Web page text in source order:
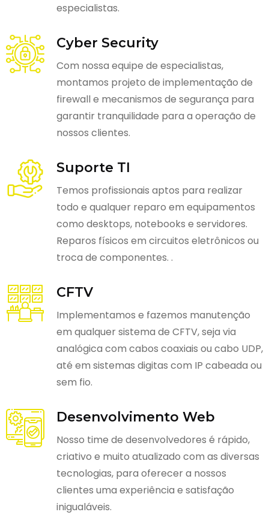
especialistas.
Cyber Security
Com nossa equipe de especialistas,
montamos projeto de implementação de
firewall e mecanismos de segurança para
garantir tranquilidade para a operação de
nossos clientes.
Suporte TI
Temos profissionais aptos para realizar
todo e qualquer reparo em equipamentos
como desktops, notebooks e servidores.
Reparos físicos em circuitos eletrônicos ou
troca de componentes. .
CFTV
Implementamos e fazemos manutenção
em qualquer sistema de CFTV, seja via
analógica com cabos coaxiais ou cabo UDP,
até em sistemas digitas com IP cabeada ou
sem fio.
Desenvolvimento Web
Nosso time de desenvolvedores é rápido,
criativo e muito atualizado com as diversas
tecnologias, para oferecer a nossos
clientes uma experiência e satisfação
inigualáveis.